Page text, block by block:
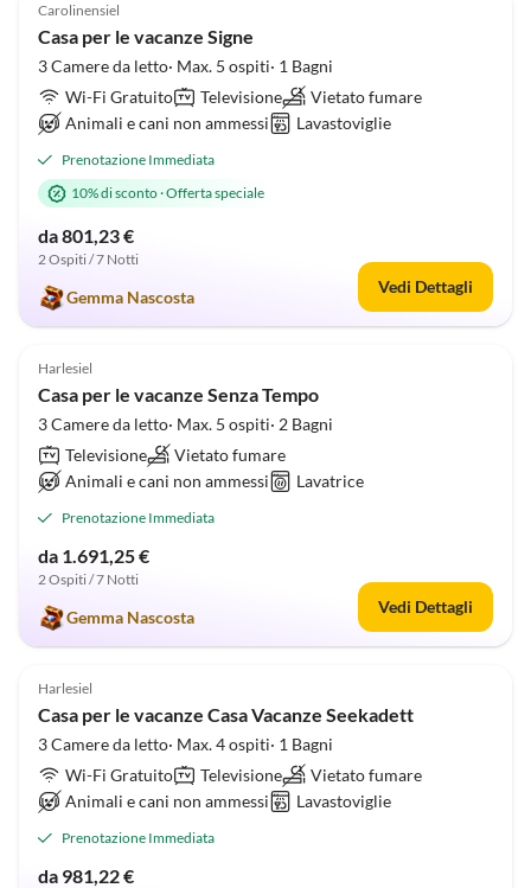
Carolinensiel
Casa per le vacanze Signe
3 Camere da letto· Max. 5 ospiti· 1 Bagni
Wi-Fi Gratuito
Televisione
Vietato fumare
Animali e cani non ammessi
Lavastoviglie
Prenotazione Immediata
10% di sconto·Offerta speciale
da 801,23 €
2 Ospiti / 7 Notti
Gemma Nascosta
Vedi Dettagli
5.0 (24)
Harlesiel
Casa per le vacanze Senza Tempo
3 Camere da letto· Max. 5 ospiti· 2 Bagni
Televisione
Vietato fumare
Animali e cani non ammessi
Lavatrice
Prenotazione Immediata
da 1.691,25 €
2 Ospiti / 7 Notti
Gemma Nascosta
Vedi Dettagli
4.8 (23)
Harlesiel
Casa per le vacanze Casa Vacanze Seekadett
3 Camere da letto· Max. 4 ospiti· 1 Bagni
Wi-Fi Gratuito
Televisione
Vietato fumare
Animali e cani non ammessi
Lavastoviglie
Prenotazione Immediata
da 981,22 €